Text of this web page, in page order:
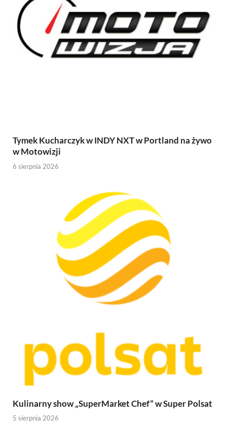
Tymek Kucharczyk w INDY NXT w Portland na żywo
w Motowizji
6 sierpnia 2026
Kulinarny show „SuperMarket Chef” w Super Polsat
5 sierpnia 2026